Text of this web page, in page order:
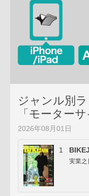
ジャンル別
「モーターサ
2026年08月01日
1
実業之